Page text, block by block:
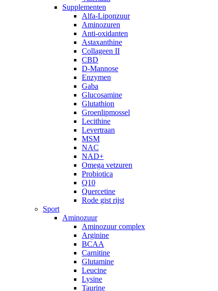
Supplementen
Alfa-Liponzuur
Aminozuren
Anti-oxidanten
Astaxanthine
Collageen II
CBD
D-Mannose
Enzymen
Gaba
Glucosamine
Glutathion
Groenlipmossel
Lecithine
Levertraan
MSM
NAC
NAD+
Omega vetzuren
Probiotica
Q10
Quercetine
Rode gist rijst
Sport
Aminozuur
Aminozuur complex
Arginine
BCAA
Carnitine
Glutamine
Leucine
Lysine
Taurine